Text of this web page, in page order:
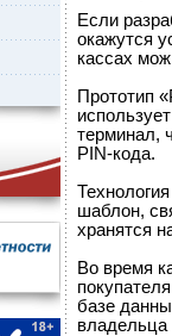
Если
окажутся
кассах
Прототип
терминал,
PIN-кода.
шаблон,
хранятся
Во время
базе
владельца